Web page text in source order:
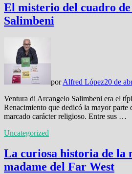
El misterio del cuadro
Salimbeni
porAlfred López20 de
Ventura di Arcangelo Salimbeni era el
Renacimiento que dedicó la mayor parte
marcado carácter religioso. Entre sus …
Uncategorized
La curiosa historia de la
madame del Far West